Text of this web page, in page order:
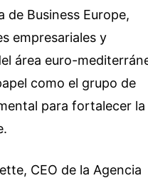
de Business Europe,
empresariales y
área euro-
como el grupo de
para fortalecer la
CEO de la Agencia